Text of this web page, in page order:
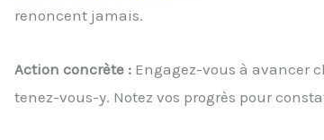
renoncent jamais.
Action concrète : Engagez-vous à avancer
tenez-vous-y. Notez vos progrès pour